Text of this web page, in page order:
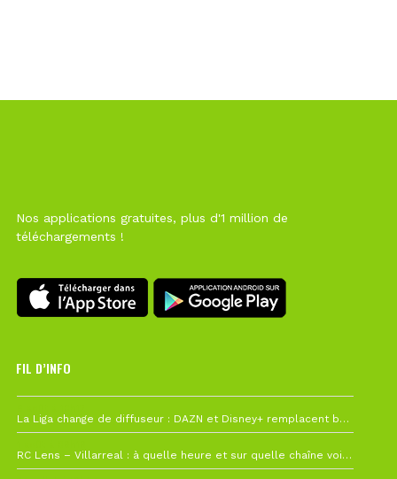
Nos applications gratuites, plus d'1 million de
téléchargements !
FIL D’INFO
La Liga change de diffuseur : DAZN et Disney+ remplacent beIN Sports !
RC Lens – Villarreal : à quelle heure et sur quelle chaîne voir la finale de la Como Cup ?